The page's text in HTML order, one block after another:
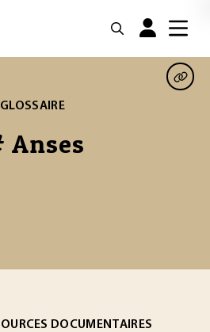
GLOSSAIRE
Anses
DOCUMENTAIRES